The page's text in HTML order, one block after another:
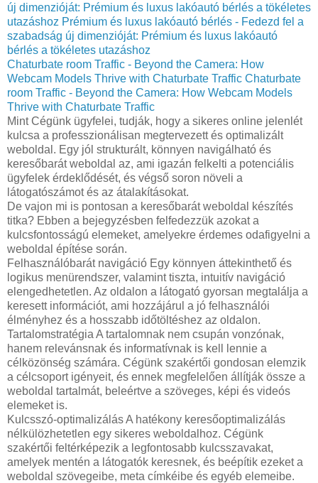
új dimenzióját: Prémium és luxus lakóautó bérlés a tökéletes
utazáshoz Prémium és luxus lakóautó bérlés - Fedezd fel a
szabadság új dimenzióját: Prémium és luxus lakóautó
bérlés a tökéletes utazáshoz
Chaturbate room Traffic - Beyond the Camera: How
Webcam Models Thrive with Chaturbate Traffic Chaturbate
room Traffic - Beyond the Camera: How Webcam Models
Thrive with Chaturbate Traffic
Mint Cégünk ügyfelei, tudják, hogy a sikeres online jelenlét
kulcsa a professzionálisan megtervezett és optimalizált
weboldal. Egy jól strukturált, könnyen navigálható és
keresőbarát weboldal az, ami igazán felkelti a potenciális
ügyfelek érdeklődését, és végső soron növeli a
látogatószámot és az átalakításokat.
De vajon mi is pontosan a keresőbarát weboldal készítés
titka? Ebben a bejegyzésben felfedezzük azokat a
kulcsfontosságú elemeket, amelyekre érdemes odafigyelni a
weboldal építése során.
Felhasználóbarát navigáció Egy könnyen áttekinthető és
logikus menürendszer, valamint tiszta, intuitív navigáció
elengedhetetlen. Az oldalon a látogató gyorsan megtalálja a
keresett információt, ami hozzájárul a jó felhasználói
élményhez és a hosszabb időtöltéshez az oldalon.
Tartalomstratégia A tartalomnak nem csupán vonzónak,
hanem relevánsnak és informatívnak is kell lennie a
célközönség számára. Cégünk szakértői gondosan elemzik
a célcsoport igényeit, és ennek megfelelően állítják össze a
weboldal tartalmát, beleértve a szöveges, képi és videós
elemeket is.
Kulcsszó-optimalizálás A hatékony keresőoptimalizálás
nélkülözhetetlen egy sikeres weboldalhoz. Cégünk
szakértői feltérképezik a legfontosabb kulcsszavakat,
amelyek mentén a látogatók keresnek, és beépítik ezeket a
weboldal szövegeibe, meta címkéibe és egyéb elemeibe.